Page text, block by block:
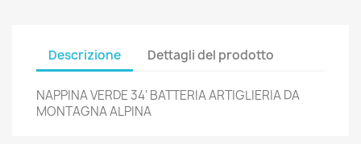
Descrizione Dettagli del prodotto
NAPPINA VERDE 34' BATTERIA ARTIGLIERIA DA
MONTAGNA ALPINA